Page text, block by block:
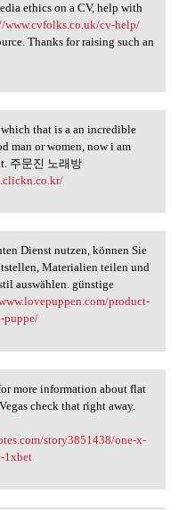
ethics on a CV, help with
www.cvfolks.co.uk/cv-help/
Thanks for raising such an
of which that
that is a an incredible
man or women, now i am
주문진 노래방
echten Dienst
Dienst nutzen, können Sie
Materialien teilen und
auswählen. günstige
product-
puppe/
for more
more information about flat
check that right away.
story3851438/one-x-
1xbet